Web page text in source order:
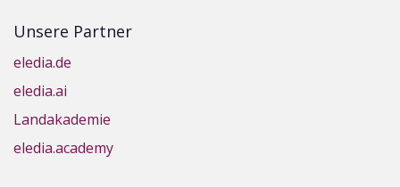
Unsere Partner
eledia.de
eledia.ai
Landakademie
eledia.academy